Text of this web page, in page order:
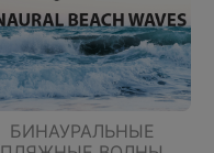
БИНАУРАЛЬНЫЕ